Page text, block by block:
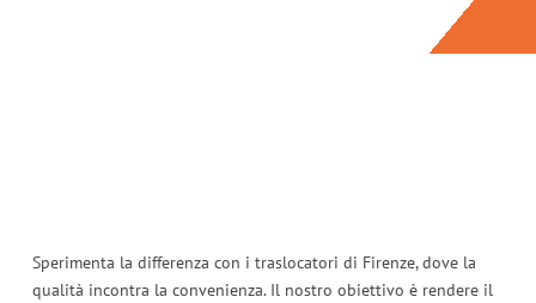
Sperimenta la differenza con i traslocatori di Firenze, dove la
qualità incontra la convenienza. Il nostro obiettivo è rendere il